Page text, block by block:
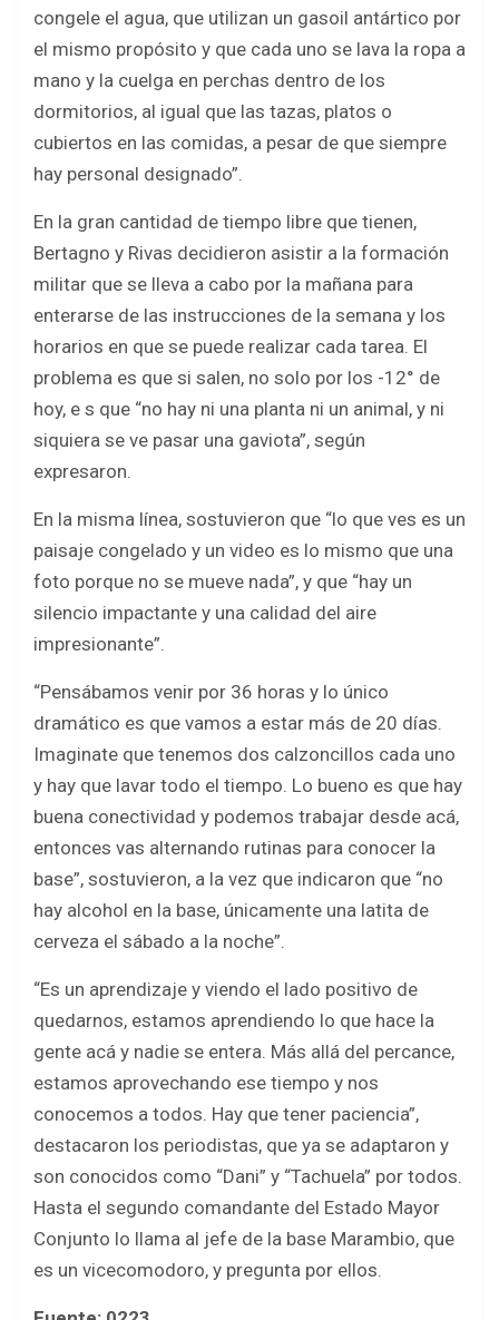
congele el agua, que utilizan un gasoil antártico por
el mismo propósito y que cada uno se lava la ropa a
mano y la cuelga en perchas dentro de los
dormitorios, al igual que las tazas, platos o
cubiertos en las comidas, a pesar de que siempre
hay personal designado”.
En la gran cantidad de tiempo libre que tienen,
Bertagno y Rivas decidieron asistir a la formación
militar que se lleva a cabo por la mañana para
enterarse de las instrucciones de la semana y los
horarios en que se puede realizar cada tarea. El
problema es que si salen, no solo por los -12° de
hoy, e s que “no hay ni una planta ni un animal, y ni
siquiera se ve pasar una gaviota”, según
expresaron.
En la misma línea, sostuvieron que “lo que ves es un
paisaje congelado y un video es lo mismo que una
foto porque no se mueve nada”, y que “hay un
silencio impactante y una calidad del aire
impresionante”.
“Pensábamos venir por 36 horas y lo único
dramático es que vamos a estar más de 20 días.
Imaginate que tenemos dos calzoncillos cada uno
y hay que lavar todo el tiempo. Lo bueno es que hay
buena conectividad y podemos trabajar desde acá,
entonces vas alternando rutinas para conocer la
base”, sostuvieron, a la vez que indicaron que “no
hay alcohol en la base, únicamente una latita de
cerveza el sábado a la noche”.
“Es un aprendizaje y viendo el lado positivo de
quedarnos, estamos aprendiendo lo que hace la
gente acá y nadie se entera. Más allá del percance,
estamos aprovechando ese tiempo y nos
conocemos a todos. Hay que tener paciencia”,
destacaron los periodistas, que ya se adaptaron y
son conocidos como “Dani” y “Tachuela” por todos.
Hasta el segundo comandante del Estado Mayor
Conjunto lo llama al jefe de la base Marambio, que
es un vicecomodoro, y pregunta por ellos.